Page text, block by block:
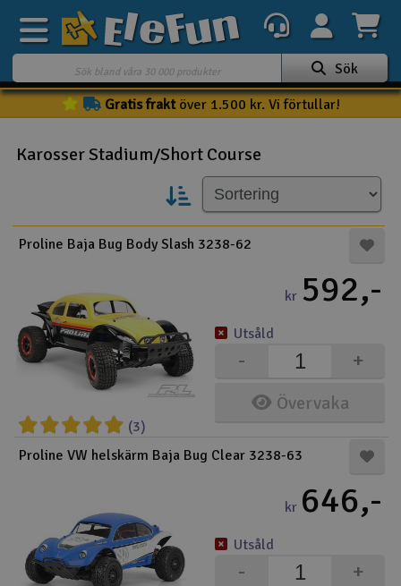
Veckans erbjudande
Outlet
3D-print
Batteri & laddare
Bilar
Bilbana
Båtar
Drönare för FPV
Flygplan
Sök
Gratis fraktöver 1.500 kr. Vi förtullar!
Karosser Stadium/Short Course
Proline Baja Bug Body Slash 3238-62
(3)
kr 592,-
Övervaka
+
-
Utsåld
Proline VW helskärm Baja Bug Clear 3238-63
kr 646,-
+
-
Utsåld